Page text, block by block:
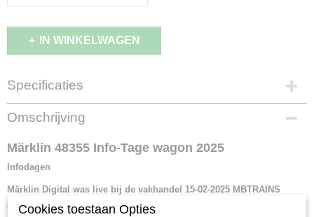
IN WINKELWAGEN
Specificaties
EAN code
4001883483559
Productcode leverancier
Schaal
H0 (1:87)
Staat
Omschrijving
Märklin 48355 Info-Tage wagon 2025
Infodagen
Märklin Digital was live bij de vakhandel 15-02-2025 MBTRAINS
ZettenCookies toestaan Opties